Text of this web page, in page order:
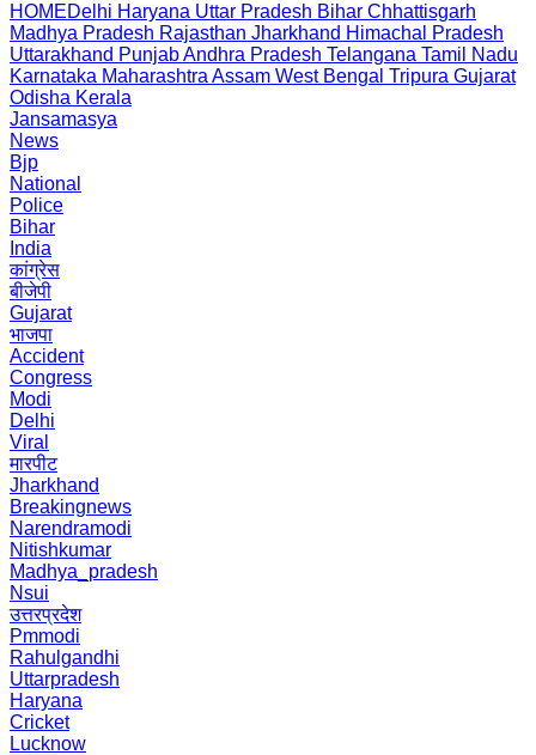
HOMEDelhi Haryana Uttar Pradesh Bihar Chhattisgarh
Madhya Pradesh Rajasthan Jharkhand Himachal Pradesh
Uttarakhand PunjabAndhra Pradesh Telangana Tamil Nadu
Karnataka Maharashtra Assam West Bengal Tripura Gujarat
Odisha Kerala
Jansamasya
News
Bjp
National
Police
Bihar
India
कांग्रेस
बीजेपी
Gujarat
भाजपा
Accident
Congress
Modi
Delhi
Viral
मारपीट
Jharkhand
Breakingnews
Narendramodi
Nitishkumar
Madhya_pradesh
Nsui
उत्तरप्रदेश
Pmmodi
Rahulgandhi
Uttarpradesh
Haryana
Cricket
Lucknow